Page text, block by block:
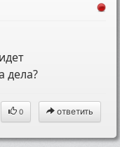
дела?
0 ответить